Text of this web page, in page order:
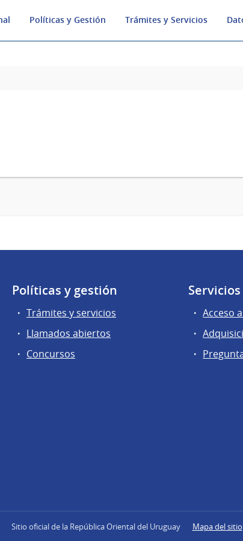
Políticas y Gestión Trámites y Servicios
Políticas y gestión
Trámites y servicios
Llamados abiertos
Concursos
Acceso
Sitio oficial de la República Oriental del Uruguay Mapa del sitio